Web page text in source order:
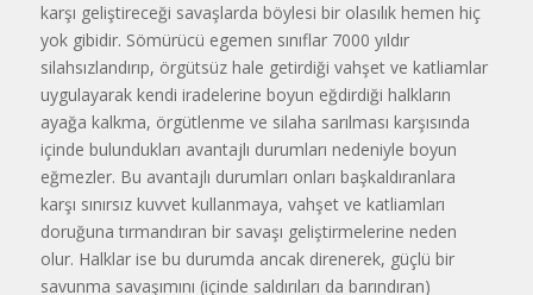
karşı geliştireceği savaşlarda böylesi bir olasılık hemen hiç
yok gibidir. Sömürücü egemen sınıflar 7000 yıldır
silahsızlandırıp, örgütsüz hale getirdiği vahşet ve katliamlar
uygulayarak kendi iradelerine boyun eğdirdiği halkların
ayağa kalkma, örgütlenme ve silaha sarılması karşısında
içinde bulundukları avantajlı durumları nedeniyle boyun
eğmezler. Bu avantajlı durumları onları başkaldıranlara
karşı sınırsız kuvvet kullanmaya, vahşet ve katliamları
doruğuna tırmandıran bir savaşı geliştirmelerine neden
olur. Halklar ise bu durumda ancak direnerek, güçlü bir
savunma savaşımını (içinde saldırıları da barındıran)